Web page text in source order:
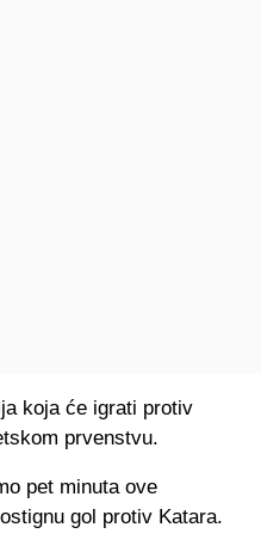
koja će igrati protiv
prvenstvu.
pet minuta ove
gol protiv Katara.